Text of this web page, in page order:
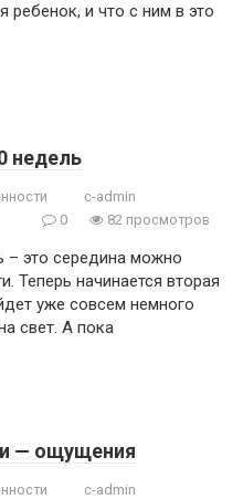
ребенок, и что с ним в это
недель
c-admin
0
82 просмотров
– это середина можно
Теперь начинается вторая
уже совсем немного
свет. А пока
— ощущения
c-admin